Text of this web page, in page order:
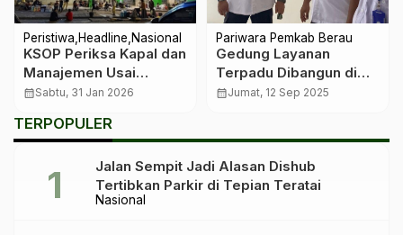
Peristiwa Headline Nasional
KSOP Periksa Kapal dan
Manajemen Usai
Insiden Maut di
calendar_monthSabtu, 31 Jan 2026
Pariwara Pemkab Berau
Gedung Layanan
Terpadu Dibangun di
Pulau Derawan,
Kelembagaan Kampung
calendar_monthJumat, 12 Sep 2025
TERPOPULER
Nasional
Jalan Sempit Jadi Alasan Dishub
Tertibkan Parkir di Tepian Teratai